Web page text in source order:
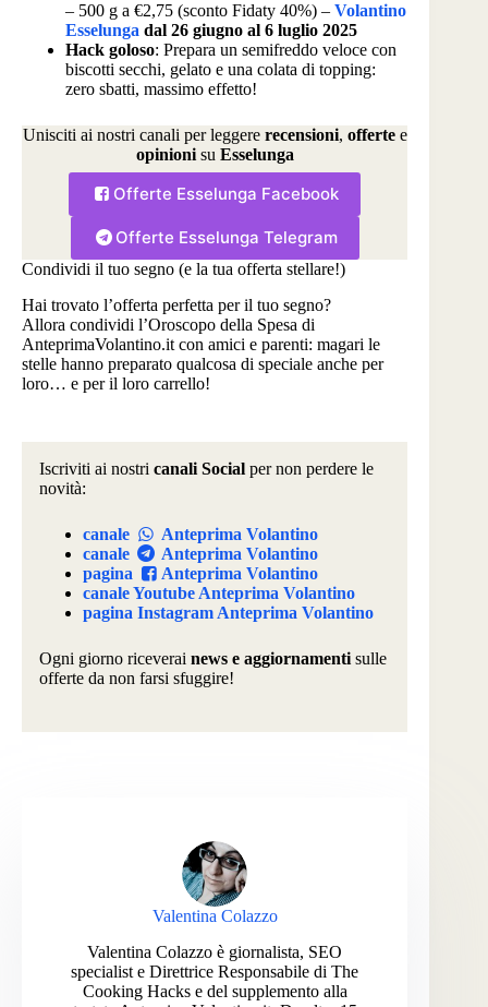
– 500 g a €2,75 (sconto Fidaty 40%) – Volantino
Esselunga dal 26 giugno al 6 luglio 2025
Hack goloso: Prepara un semifreddo veloce con
biscotti secchi, gelato e una colata di topping:
zero sbatti, massimo effetto!
Unisciti ai nostri canali per leggere recensioni, offerte e
opinioni su Esselunga
Offerte Esselunga Facebook
Offerte Esselunga Telegram
Condividi il tuo segno (e la tua offerta stellare!)
Hai trovato l’offerta perfetta per il tuo segno?
Allora condividi l’Oroscopo della Spesa di
AnteprimaVolantino.it con amici e parenti: magari le
stelle hanno preparato qualcosa di speciale anche per
loro… e per il loro carrello!
Iscriviti ai nostri canali Social per non perdere le
novità:
canale
Anteprima Volantino
canale
Anteprima Volantino
pagina
Anteprima Volantino
canale Youtube Anteprima Volantino
pagina Instagram Anteprima Volantino
Ogni giorno riceverai news e aggiornamenti sulle
offerte da non farsi sfuggire!
Valentina Colazzo
Valentina Colazzo è giornalista, SEO
specialist e Direttrice Responsabile di The
Cooking Hacks e del supplemento alla